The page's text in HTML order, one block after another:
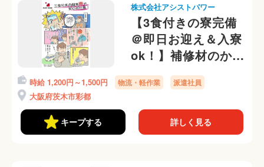
株式会社アシストパワー
【3食付きの寮完備
＠即日お迎え＆入寮
ok！】補修材のかん
たん梱包業務！寮か
ら送迎有＠
時給 1,200円～1,500円 物流・軽作業 派遣社員
大阪府茨木市彩都
キープする 詳しく見る